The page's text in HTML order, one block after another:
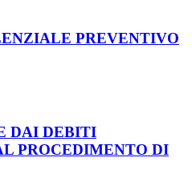
PREVENTIVO
DAI DEBITI
PROCEDIMENTO DI